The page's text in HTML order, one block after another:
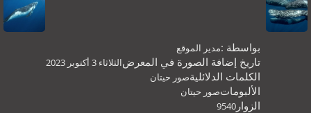
بواسطة :مدير الموقع
تاريخ إضافة الصورة في المعرضالثلاثاء 3 أكتوبر 2023
الكلمات الدلائليةصور حيتان
الألبوماتصور حيتان
الزوار 9540